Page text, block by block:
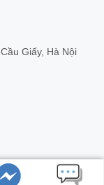
Giấy, Hà Nội